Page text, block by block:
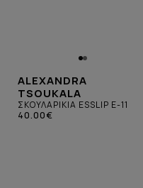
ALEXANDRA
TSOUKALA
ΣΚΟΥΛΑΡΙΚΙΑ ESSLIP E-11
40.00€